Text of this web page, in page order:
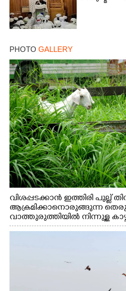
PHOTO GALLERY
വിശപ്പടക്കാൻ ഇത്തിരി പുല്ല്
ആക്രമിക്കാനൊരുങ്ങുന്ന
വാത്തുരുത്തിയിൽ നിന്നുള്ള